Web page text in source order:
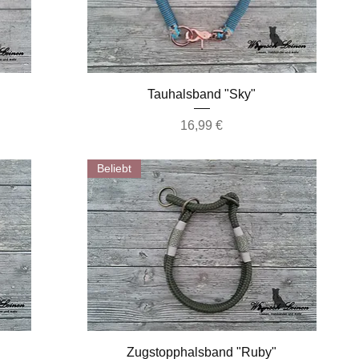
Schnellansicht
Tauhalsband "Sky"
Preis
16,99 €
Schnellansicht
Beliebt
Zugstopphalsband "Ruby"